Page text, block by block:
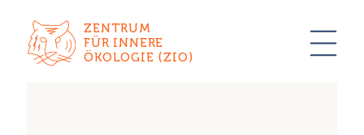
ZENTRUM
FÜR INNERE
ÖKOLOGIE (ZIO)